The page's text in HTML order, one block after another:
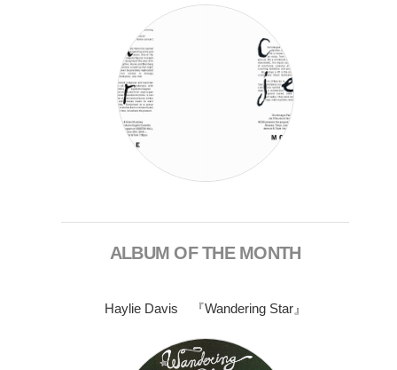
ALBUM OF THE MONTH
Haylie Davis 『Wandering Star』